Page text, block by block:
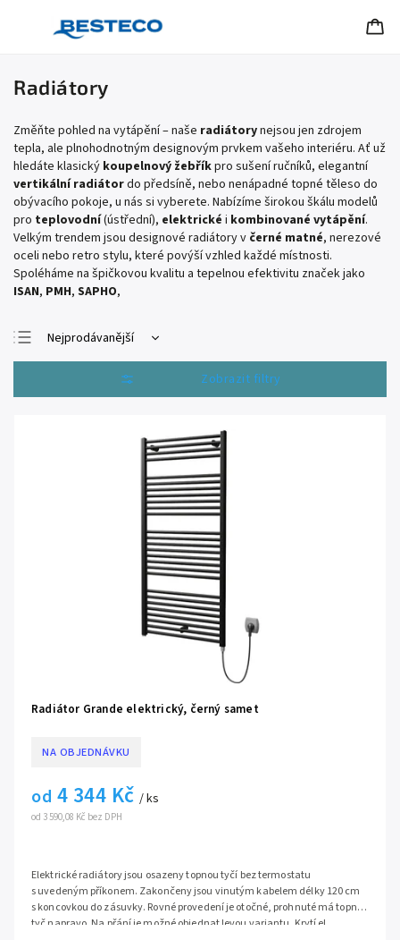
Radiátory
Změňte pohled na vytápění – naše radiátorynejsou jen zdrojem
tepla, ale plnohodnotným designovým prvkem vašeho interiéru. Ať už
hledáte klasický koupelnový žebříkpro sušení ručníků, elegantní
vertikální radiátordo předsíně, nebo nenápadné topné těleso do
obývacího pokoje, u nás si vyberete. Nabízíme širokou škálu modelů
pro teplovodní(ústřední), elektrické i kombinované vytápění.
Velkým trendem jsou designové radiátory v černé matné, nerezové
oceli nebo retro stylu, které povýší vzhled každé místnosti.
Spoléháme na špičkovou kvalitu a tepelnou efektivitu značek jako
ISAN, PMH, SAPHO,
Nejprodávanější
Nejlevnější
Nejdražší
Radiátor Grande elektrický, černý samet
NA OBJEDNÁVKU
od 3 590,08 Kč bez DPH
od 4 344 Kč / ks
Elektrické radiátory jsou osazeny topnou tyčí bez termostatu
s uvedeným příkonem. Zakončeny jsou vinutým kabelem délky 120 cm
s koncovkou do zásuvky. Rovné provedení je otočné, prohnuté má topnou
tyč napravo. Na přání je možné objednat levou variantu. Krytí el.